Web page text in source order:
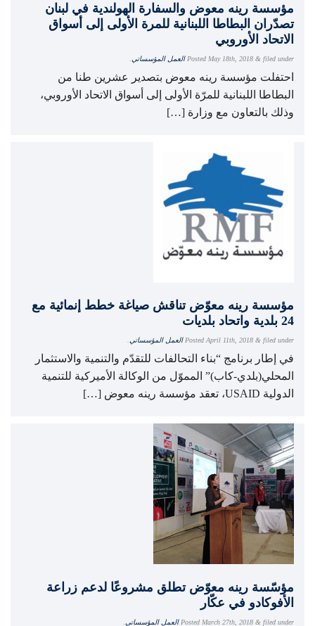
مؤسسة رينه معوض والسفارة الهولندية في لبنان
تصدّران البطاطا اللبنانية للمرة الأولى إلى أسواق
الاتحاد الأوروبي
Posted May 18th, 2018 & filed under العمل المؤسساتي
احتفلت مؤسسة رينه معوض بتصدير عشرين طنا من
البطاطا اللبنانية للمرّة الأولى إلى أسواق الاتحاد الأوروبي،
وذلك بالتعاون مع وزارة […]
مؤسسة رينه معوّض تناقش صياغة خطط إنمائية مع
24 بلدية واتحاد بلديات
PostedApril 11th, 2018 & filed under العمل المؤسساتي.
في إطار برنامج “بناء التحالفات للتقدّم والتنمية والاستثمار
المحلي(بلدي-كاب)” المموّل من الوكالة الأميركية للتنمية
الدولية USAID، تعقد مؤسسة رينه معوض […]
مؤسّسة رينه معوّض تطلق مشروعًا لدعم زراعة
الأفوكادو في عكّار
Posted March 27th, 2018 & filed under العمل المؤسساتي